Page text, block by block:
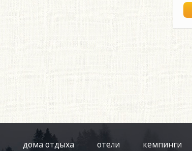
дома отдыха отели кемпинги